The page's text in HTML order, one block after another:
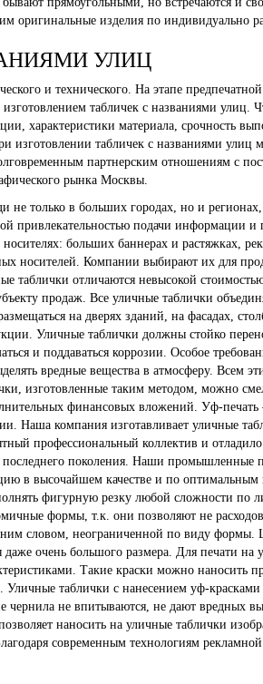
оригинальные изделия по индивидуально
УЛИЦ
и технического. На этапе
табличек с названиями улиц.
характеристики материала, срочность
табличек с названиями улиц
партнерским отношениям с
рынка Москвы.
только в больших городах, но и
привлекательностью подачи информации
больших баннерах и растяжках,
носителей. Компании выбирают их для
таблички отличаются невысокой
продаж. Все уличные таблички
на дверях зданий, на фасадах,
Уличные таблички должны стойко
и поддаваться коррозии. Особое
вредные вещества в атмосферу. Всем
изготовленные таким методом, можно
финансовых вложений. Уф-
Наша компания изготавливает уличные
профессиональный коллектив и
поколения. Наши промышленные
в высочайшем качестве и по оптимальным
фигурную резку любой сложности по
формы, т.к. они позволяют не
словом, неограниченной по виду
очень большого размера. Для печати
Такие краски можно наносить
таблички с нанесением уф-красками
чернила не впитываются, не дают вредных
наносить на уличные таблички
современным технологиям